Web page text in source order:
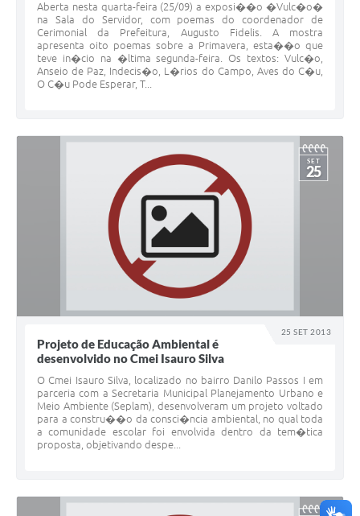
Aberta nesta quarta-feira (25/09) a exposi��o �Vulc�o�
na Sala do Servidor, com poemas do coordenador de
Cerimonial da Prefeitura, Augusto Fidelis. A mostra
apresenta oito poemas sobre a Primavera, esta��o que
teve in�cio na �ltima segunda-feira. Os textos: Vulc�o,
Anseio de Paz, Indecis�o, L�rios do Campo, Aves do C�u,
O C�u Pode Esperar, T...
25 SET 2013
SET
25
Projeto de Educação Ambiental é
desenvolvido no Cmei Isauro Silva
O Cmei Isauro Silva, localizado no bairro Danilo Passos I em
parceria com a Secretaria Municipal Planejamento Urbano e
Meio Ambiente (Seplam), desenvolveram um projeto voltado
para a constru��o da consci�ncia ambiental, no qual toda
a comunidade escolar foi envolvida dentro da tem�tica
proposta, objetivando despe...